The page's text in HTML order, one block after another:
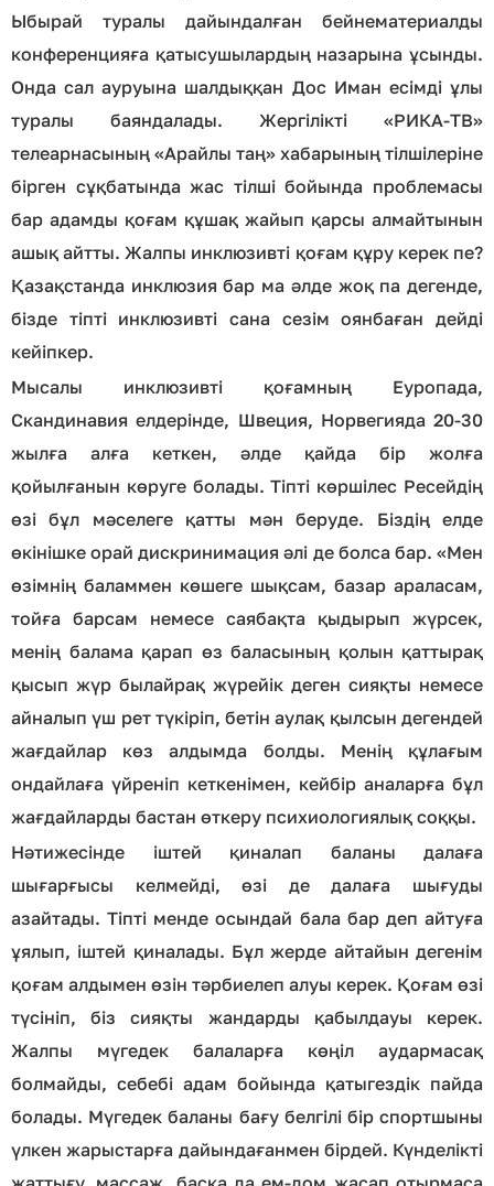
Ыбырай туралы дайындалған бейнематериалды
конференцияға қатысушылардың назарына ұсынды.
Онда сал ауруына шалдыққан Дос Иман есімді ұлы
туралы баяндалады. Жергілікті «РИКА-ТВ»
телеарнасының «Арайлы таң» хабарының тілшілеріне
бірген сұқбатында жас тілші бойында проблемасы
бар адамды қоғам құшақ жайып қарсы алмайтынын
ашық айтты. Жалпы инклюзивті қоғам құру керек пе?
Қазақстанда инклюзия бар ма әлде жоқ па дегенде,
бізде тіпті инклюзивті сана сезім оянбаған дейді
кейіпкер.
Мысалы инклюзивті қоғамның Еуропада,
Скандинавия елдерінде, Швеция, Норвегияда 20-30
жылға алға кеткен, әлде қайда бір жолға
қойылғанын көруге болады. Тіпті көршілес Ресейдің
өзі бұл мәселеге қатты мән беруде. Біздің елде
өкінішке орай дискринимация әлі де болса бар. «Мен
өзімнің баламмен көшеге шықсам, базар араласам,
тойға барсам немесе саябақта қыдырып жүрсек,
менің балама қарап өз баласының қолын қаттырақ
қысып жүр былайрақ жүрейік деген сияқты немесе
айналып үш рет түкіріп, бетін аулақ қылсын дегендей
жағдайлар көз алдымда болды. Менің құлағым
ондайлаға үйреніп кеткенімен, кейбір аналарға бұл
жағдайларды бастан өткеру психиологиялық соққы.
Нәтижесінде іштей қиналап баланы далаға
шығарғысы келмейді, өзі де далаға шығуды
азайтады. Тіпті менде осындай бала бар деп айтуға
ұялып, іштей қиналады. Бұл жерде айтайын дегенім
қоғам алдымен өзін тәрбиелеп алуы керек. Қоғам өзі
түсініп, біз сияқты жандарды қабылдауы керек.
Жалпы мүгедек балаларға көңіл аудармасақ
болмайды, себебі адам бойында қатыгездік пайда
болады. Мүгедек баланы бағу белгілі бір спортшыны
үлкен жарыстарға дайындағанмен бірдей. Күнделікті